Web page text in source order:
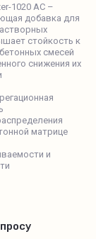
1020 AC –
добавка для
стойкость к
смесей
снижения их
матрице
и